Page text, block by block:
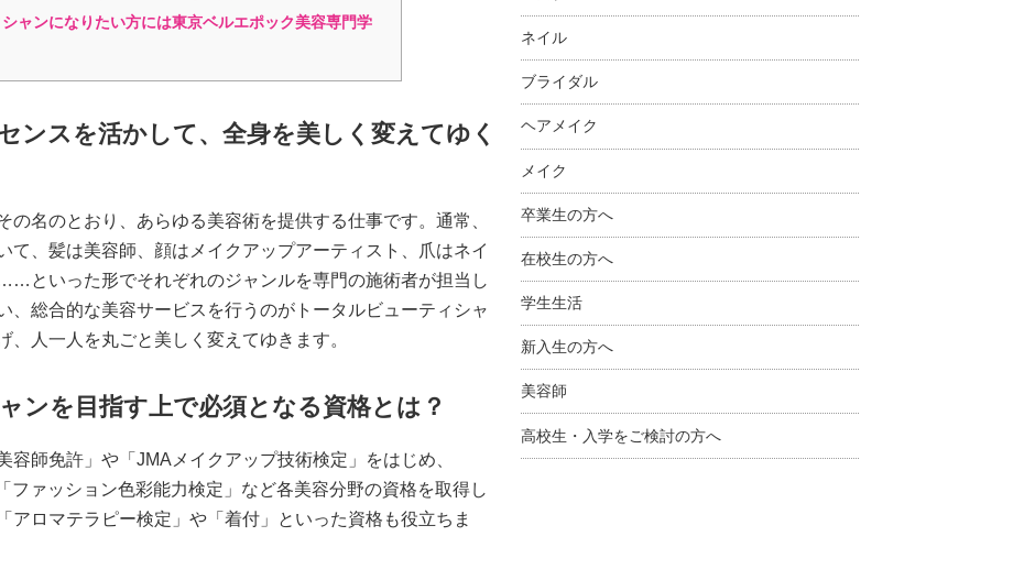
ャンになりたい方には東京ベルエポック美容専門学
ンスを活かして、全身を美しく変えてゆく
の名のとおり、あらゆる美容術を提供する仕事です。通常、
て、髪は美容師、顔はメイクアップアーティスト、爪はネイ
といった形でそれぞれのジャンルを専門の施術者が担当し
、総合的な美容サービスを行うのがトータルビューティシャ
、人一人を丸ごと美しく変えてゆきます。
ンを目指す上で必須となる資格とは？
容師免許」や「JMAメイクアップ技術検定」をはじめ、
ファッション色彩能力検定」など各美容分野の資格を取得し
アロマテラピー検定」や「着付」といった資格も役立ちま
ネイル
ブライダル
ヘアメイク
メイク
卒業生の方へ
在校生の方へ
学生生活
新入生の方へ
美容師
高校生・入学をご検討の方へ